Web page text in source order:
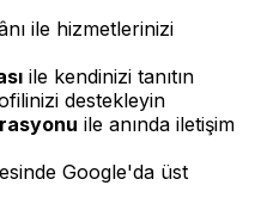
ile hizmetlerinizi
ile kendinizi tanıtın
destekleyin
ile anında iletişim
Google'da üst